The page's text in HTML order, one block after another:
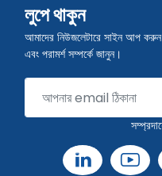
লুপে থাকুন
আমাদের নিউজলেটারে সাইন আপ
এবং পরামর্শ সম্পর্কে জানুন।